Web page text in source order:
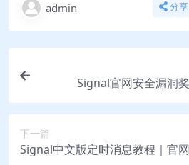
admin 分享
Signal官网安全漏洞
下一篇
Signal中文版定时消息教程｜官